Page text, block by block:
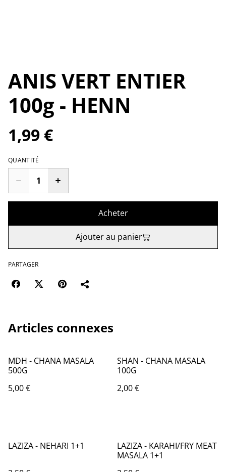
ANIS VERT ENTIER
100g - HENN
1,99 €
QUANTITÉ
Acheter
Ajouter au panier
PARTAGER
Articles connexes
MDH - CHANA MASALA
500G
5,00 €
SHAN - CHANA MASALA
100G
2,00 €
LAZIZA - NEHARI 1+1
LAZIZA - KARAHI/FRY MEAT
MASALA 1+1